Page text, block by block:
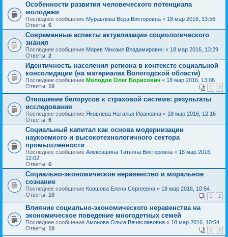
Особенности развития человеческого потенциала
молодежи
Последнее сообщение Муравлёва Вера Викторовна « 18 мар 2016, 13:56
Ответы: 6
Современные аспекты актуализации социологического
знания
Последнее сообщение Морев Михаил Владимирович « 18 мар 2016, 13:29
Ответы: 2
Идентичность населения региона в контексте социальной
консолидации (на материалах Вологодской области)
Последнее сообщение Молодов Олег Борисович « 18 мар 2016, 13:06
Ответы: 10 1 2
Отношение белорусов к страховой системе: результаты
исследования
Последнее сообщение Яковлева Наталья Ивановна « 18 мар 2016, 12:16
Ответы: 6
Социальный капитал как основа модернизации
наукоемкого и высокотехнологичного сектора
промышленности
Последнее сообщение Алексашина Татьяна Викторовна « 18 мар 2016,
12:02
Ответы: 6
Социально-экономическое неравенство и моральное
сознание
Последнее сообщение Ковшова Елена Сергеевна « 18 мар 2016, 10:54
Ответы: 10 1 2
Влияние социально-экономического неравенства на
экономическое поведение многодетных семей
Последнее сообщение Амонова Ольга Вячеславовна « 18 мар 2016, 10:54
Ответы: 10 1 2